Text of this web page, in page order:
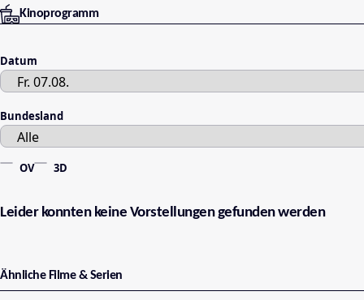
Kinoprogramm
Datum
Bundesland
OV 3D
Leider konnten keine Vorstellungen gefunden werden
Ähnliche Filme & Serien